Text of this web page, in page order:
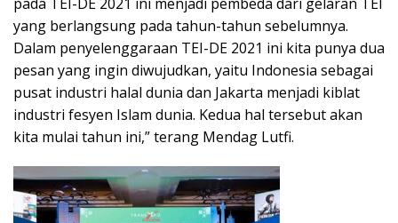
yang berlangsung pada tahun-tahun sebelumnya.
Dalam penyelenggaraan TEI-DE 2021 ini kita punya dua
pesan yang ingin diwujudkan, yaitu Indonesia sebagai
pusat industri halal dunia dan Jakarta menjadi kiblat
industri fesyen Islam dunia. Kedua hal tersebut akan
kita mulai tahun ini,” terang Mendag Lutfi.